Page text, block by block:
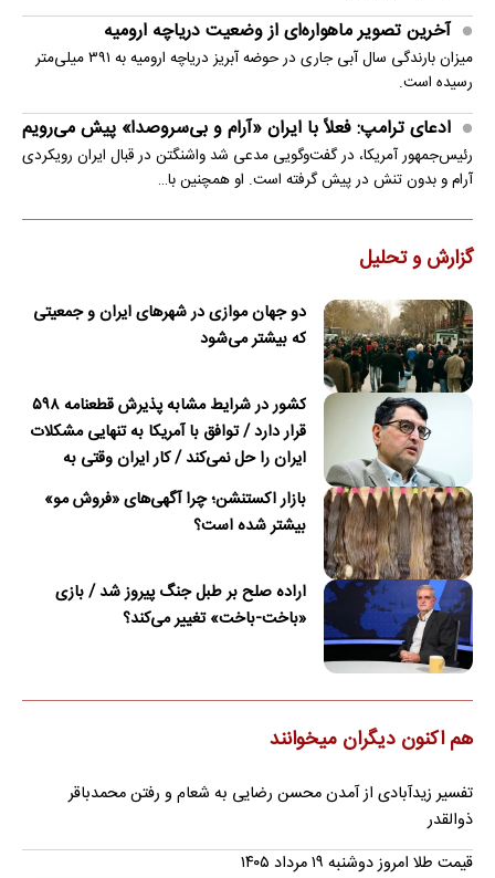
آخرین تصویر ماهواره‌ای از وضعیت دریاچه ارومیه
میزان بارندگی سال آبی جاری در حوضه آبریز دریاچه ارومیه به ۳۹۱ میلی‌متر
رسیده است.
ادعای ترامپ: فعلاً با ایران «آرام و بی‌سروصدا» پیش می‌رویم
رئیس‌جمهور آمریکا، در گفت‌وگویی مدعی شد واشنگتن در قبال ایران رویکردی
آرام و بدون تنش در پیش گرفته است. او همچنین با…
گزارش و تحلیل
دو جهان موازی در شهرهای ایران و جمعیتی
که بیشتر می‌شود
کشور در شرایط مشابه پذیرش قطعنامه ۵۹۸
قرار دارد / توافق با آمریکا به تنهایی مشکلات
ایران را حل نمی‌کند / کار ایران وقتی به
امضای ترکمانچای رسید که دیگر چاره‌ای نبود
بازار اکستنشن؛ چرا آگهی‌های «فروش مو»
بیشتر شده است؟
اراده صلح بر طبل جنگ پیروز شد / بازی
«باخت-باخت» تغییر می‌کند؟
هم اکنون دیگران میخوانند
تفسیر زیدآبادی از آمدن محسن رضایی به شعام و رفتن محمدباقر
ذوالقدر
قیمت طلا امروز دوشنبه ۱۹ مرداد ۱۴۰۵